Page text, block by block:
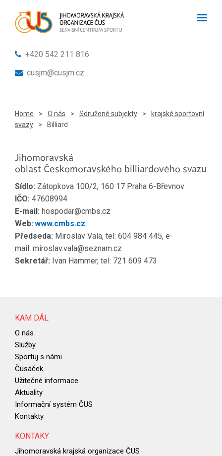
+420 542 211 816
cusjm@cusjm.cz
Home > O nás > Sdružené subjekty >
krajské sportovní
svazy
> Billiard
Jihomoravská
oblast Českomoravského billiardového svazu
Sídlo: Zátopkova 100/2, 160 17 Praha 6-Břevnov
IČO: 47608994
E-mail: hospodar@cmbs.cz
Web: www.cmbs.cz
Předseda: Miroslav Vala, tel: 604 984 445, e-
mail: miroslav.vala@seznam.cz
Sekretář: Ivan Hammer, tel: 721 609 473
KAM DÁL
O nás
Služby
Sportuj s námi
Čusáček
Užitečné informace
Aktuality
Informační systém ČUS
Kontakty
KONTAKY
Jihomoravská krajská organizace ČUS